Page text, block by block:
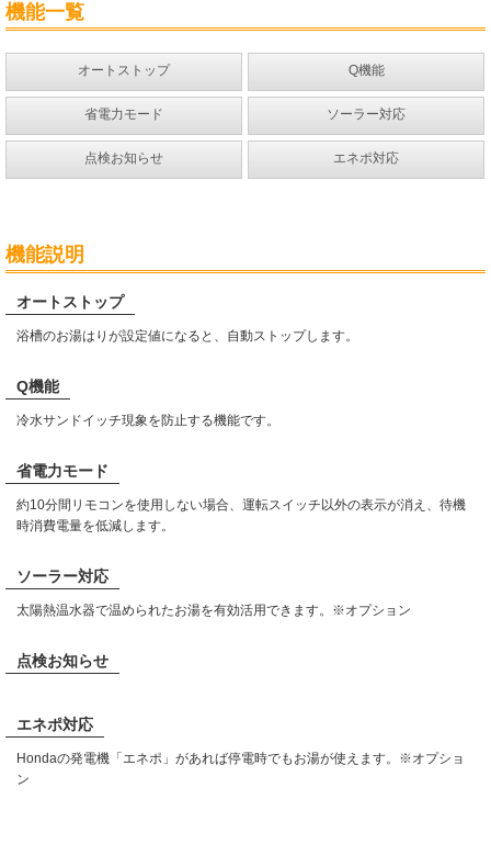
機能一覧
オートストップ Q機能
省電力モード ソーラー対応
点検お知らせ エネポ対応
機能説明
オートストップ
浴槽のお湯はりが設定値になると、自動ストップします。
Q機能
冷水サンドイッチ現象を防止する機能です。
省電力モード
約10分間リモコンを使用しない場合、運転スイッチ以外の表示が消え、待機
時消費電量を低減します。
ソーラー対応
太陽熱温水器で温められたお湯を有効活用できます。※オプション
点検お知らせ
エネポ対応
Hondaの発電機「エネポ」があれば停電時でもお湯が使えます。※オプショ
ン